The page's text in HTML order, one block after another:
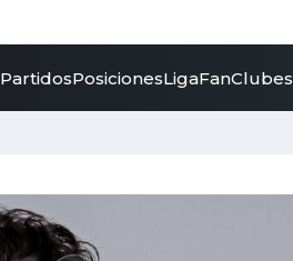
PartidosPosicionesLigaFanClubes